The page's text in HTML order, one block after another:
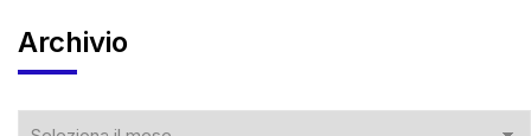
Archivio